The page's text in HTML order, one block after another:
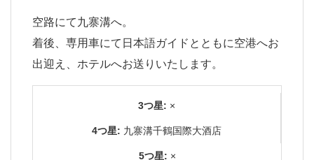
空路にて九寨溝へ。
着後、専用車にて日本語ガイドとともに空港へお
出迎え、ホテルへお送りいたします。
3つ星: ×
4つ星: 九寨溝千鶴国際大酒店
5つ星: ×